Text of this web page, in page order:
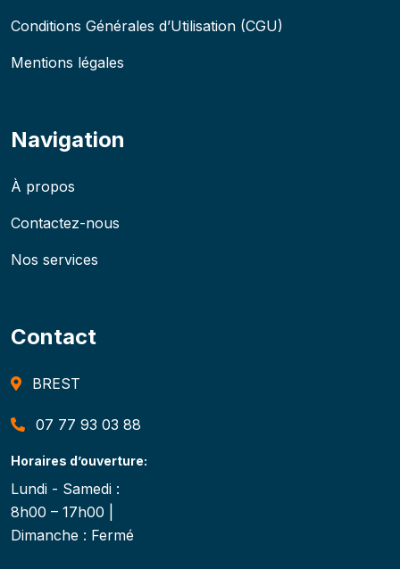
Conditions Générales d’Utilisation (CGU)
Mentions légales
Navigation
À propos
Contactez-nous
Nos services
Contact
BREST
07 77 93 03 88
Horaires d’ouverture:
Lundi - Samedi :
8h00 – 17h00 |
Dimanche : Fermé